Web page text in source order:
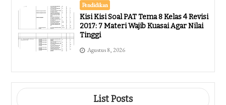
Pendidikan
Kisi Kisi Soal PAT Tema 8 Kelas 4 Revisi
2017: 7 Materi Wajib Kuasai Agar Nilai
Tinggi
Agustus 8, 2026
List Posts